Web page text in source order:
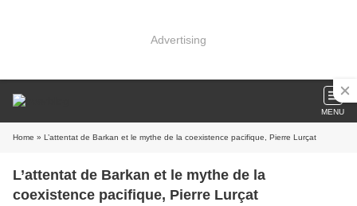
Advertising
MENU
Home » L’attentat de Barkan et le mythe de la coexistence pacifique, Pierre Lurçat
L’attentat de Barkan et le mythe de la
coexistence pacifique, Pierre Lurçat